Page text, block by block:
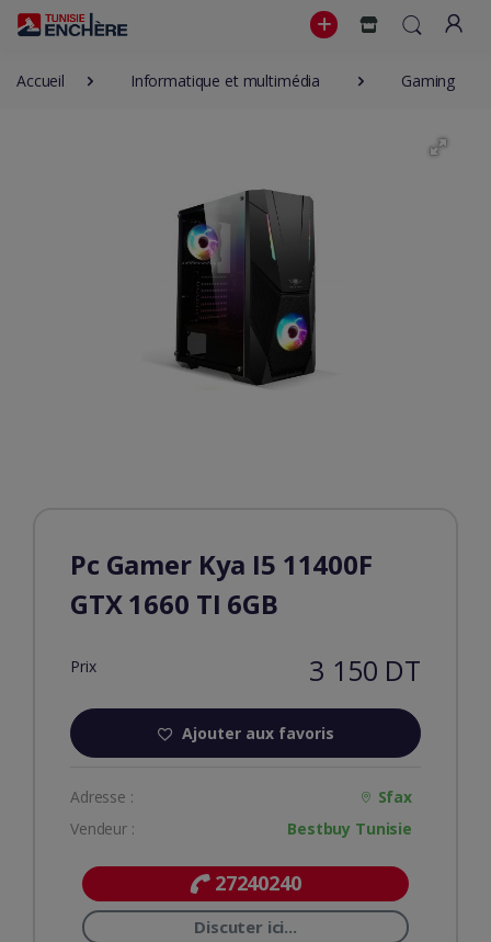
Accueil Informatique et multimédia Gaming
Pc Gamer Kya I5 11400F
GTX 1660 TI 6GB
Prix 3 150 DT
Ajouter aux favoris
Adresse :
Sfax
Vendeur :
Bestbuy Tunisie
27240240
Discuter ici...